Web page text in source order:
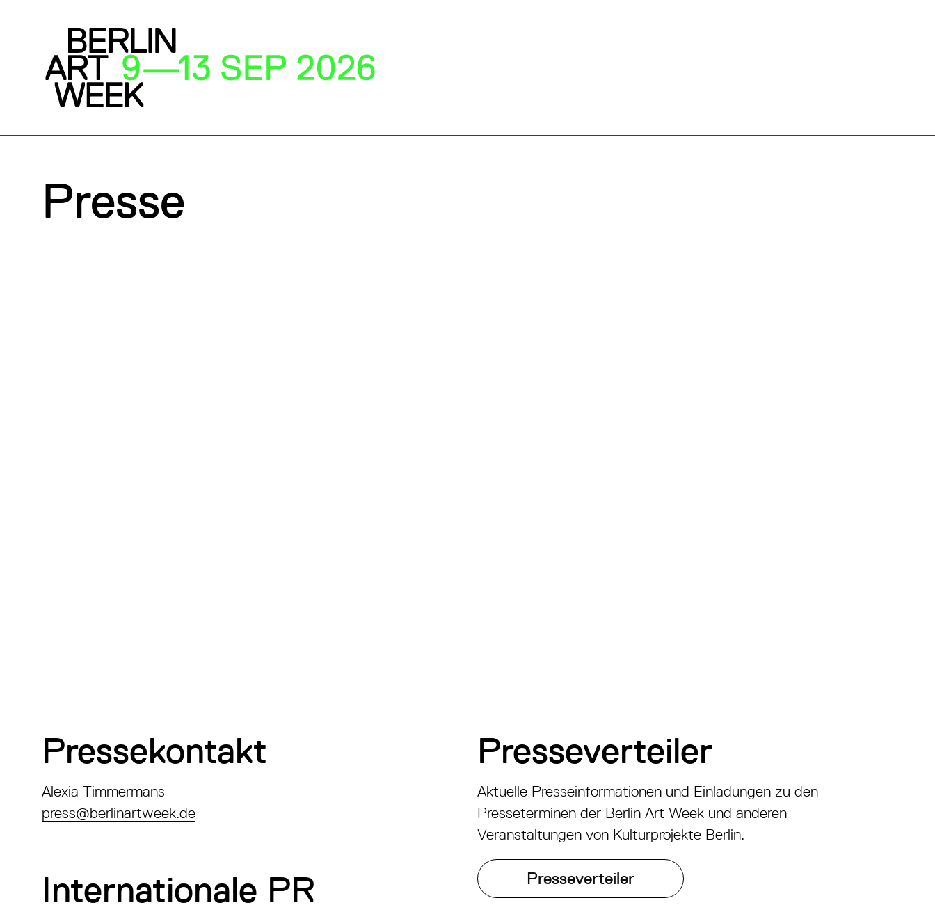
Presse
Pressekontakt
Alexia Timmermans
press@berlinartweek.de
Internationale PR
Presseverteiler
Aktuelle Presseinformationen und Einladungen zu den
Presseterminen der Berlin Art Week und anderen
Veranstaltungen von Kulturprojekte Berlin.
Presseverteiler